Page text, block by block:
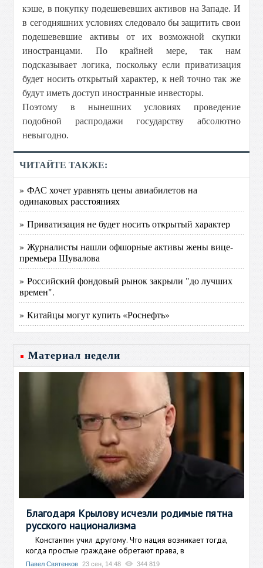
кэше, в покупку подешевевших активов на Западе. И
в сегодняшних условиях следовало бы защитить свои
подешевевшие активы от их возможной скупки
иностранцами. По крайней мере, так нам
подсказывает логика, поскольку если приватизация
будет носить открытый характер, к ней точно так же
будут иметь доступ иностранные инвесторы.
Поэтому в нынешних условиях проведение
подобной распродажи государству абсолютно
невыгодно.
ЧИТАЙТЕ ТАКЖЕ:
» ФАС хочет уравнять цены авиабилетов на
одинаковых расстояниях
» Приватизация не будет носить открытый характер
» Журналисты нашли офшорные активы жены вице-
премьера Шувалова
» Российский фондовый рынок закрыли "до лучших
времен".
» Китайцы могут купить «Роснефть»
Материал недели
Благодаря Крылову исчезли родимые пятна
русского национализма
Константин учил другому. Что нация возникает тогда,
когда простые граждане обретают права, в
Павел Святенков 23 сен, 14:48 344 819